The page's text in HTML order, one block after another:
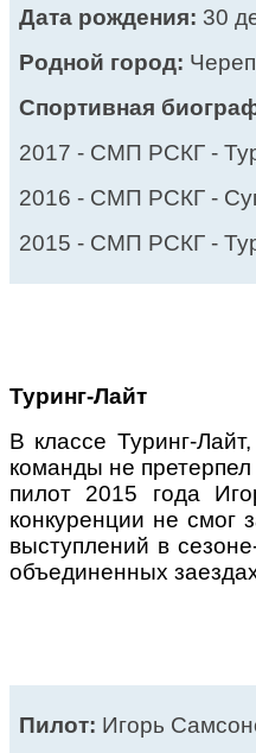
Дата рождения: 30
Родной город:
Спортивная
2017 - СМП РСКГ -
2016 - СМП РСКГ -
2015 - СМП РСКГ -
Туринг-Лайт
В классе Туринг-
команды не
пилот 2015 года
конкуренции не смог
выступлений в
объединенных
Пилот: Игорь